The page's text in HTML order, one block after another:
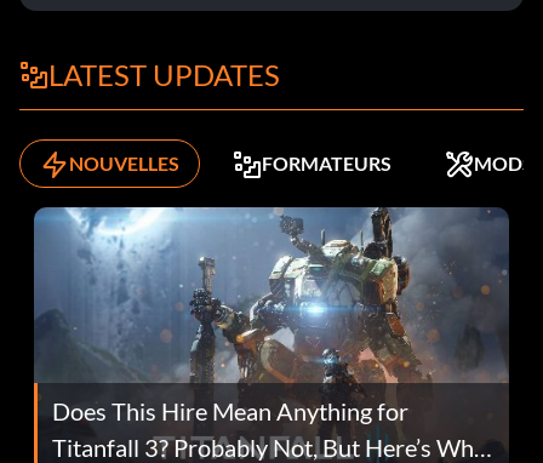
LATEST UPDATES
NOUVELLES FORMATEURS MODS
Does This Hire Mean Anything for
Titanfall 3? Probably Not, But Here’s Why